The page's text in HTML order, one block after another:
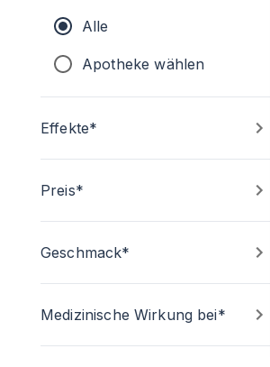
Alle
Apotheke wählen
Effekte*
Preis*
Geschmack*
Medizinische Wirkung bei*